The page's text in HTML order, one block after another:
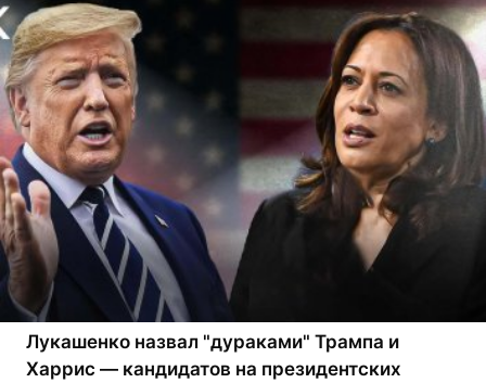
Лукашенко назвал "дураками" Трампа и
Харрис — кандидатов на президентских